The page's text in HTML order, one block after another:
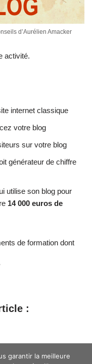
d’Aurélien Amacker
activité.
internet classique
votre blog
sur votre blog
générateur de chiffre
utilise son blog pour
14 000 euros de
de formation dont
:
garantir la meilleure